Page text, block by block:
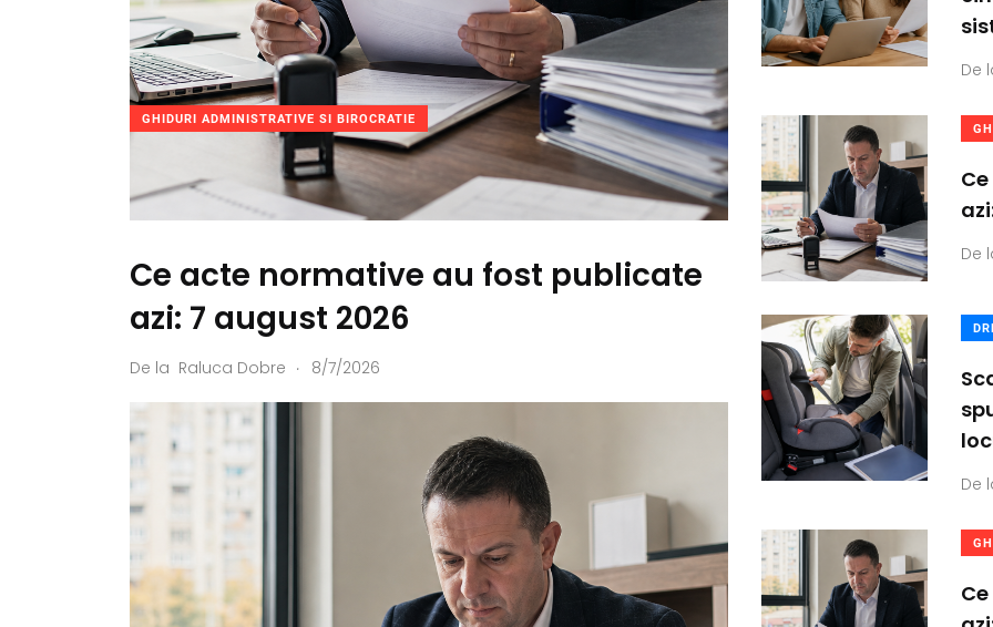
GHIDURI ADMINISTRATIVE SI BIROCRATIE
Ce acte normative au fost publicate
azi: 7 august 2026
De la Raluca Dobre . 8/7/2026
De
De
De